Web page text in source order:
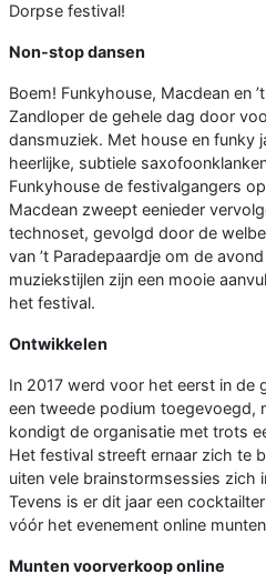
Dorpse festival!
Non-stop dansen
Boem! Funkyhouse, Macdean en
Zandloper de gehele dag door
dansmuziek. Met house en funky
heerlijke, subtiele
Funkyhouse de festivalgangers
Macdean zweept eenieder
technoset, gevolgd door de
van ’t Paradepaardje om de
muziekstijlen zijn een mooie
het festival.
Ontwikkelen
In 2017 werd voor het eerst in de
een tweede podium toegevoegd,
kondigt de organisatie met trots
Het festival streeft ernaar zich te
uiten vele brainstormsessies zich
Tevens is er dit jaar een
vóór het evenement online
Munten voorverkoop online